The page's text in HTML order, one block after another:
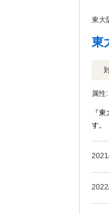
東大
東
属性:
『
す。